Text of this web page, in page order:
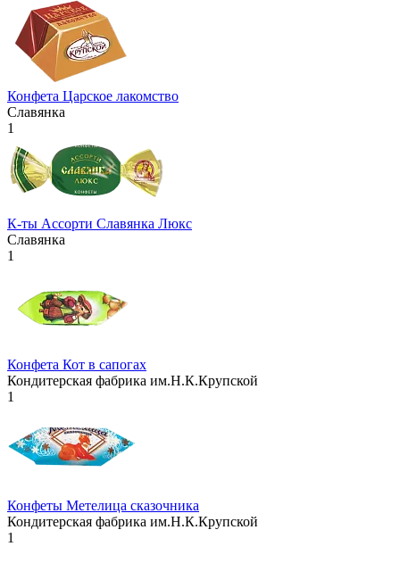
Конфета Царское лакомство
Славянка
1
К-ты Ассорти Славянка Люкс
Славянка
1
Конфета Кот в сапогах
Кондитерская фабрика им.Н.К.Крупской
1
Конфеты Метелица сказочника
Кондитерская фабрика им.Н.К.Крупской
1